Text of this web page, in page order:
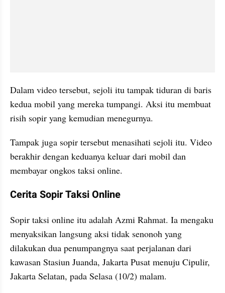
Dalam video tersebut, sejoli itu tampak tiduran di baris
kedua mobil yang mereka tumpangi. Aksi itu membuat
risih sopir yang kemudian menegurnya.
Tampak juga sopir tersebut menasihati sejoli itu. Video
berakhir dengan keduanya keluar dari mobil dan
membayar ongkos taksi online.
Cerita Sopir Taksi Online
Sopir taksi online itu adalah Azmi Rahmat. Ia mengaku
menyaksikan langsung aksi tidak senonoh yang
dilakukan dua penumpangnya saat perjalanan dari
kawasan Stasiun Juanda, Jakarta Pusat menuju Cipulir,
Jakarta Selatan, pada Selasa (10/2) malam.